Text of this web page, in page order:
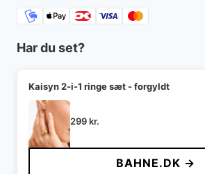
Har du set?
Kaisyn 2-i-1 ringe sæt - forgyldt
299kr.
BAHNE.DK →